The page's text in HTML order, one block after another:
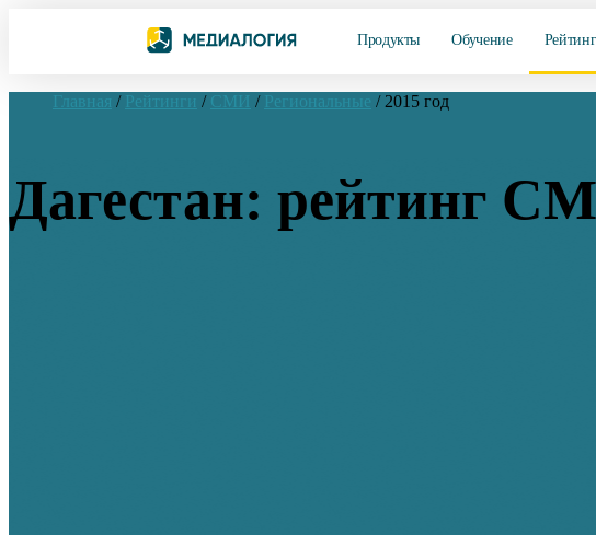
Продукты Обучение
Главная / Рейтинги / СМИ / Региональные / 2015 год
Дагестан: рейтинг